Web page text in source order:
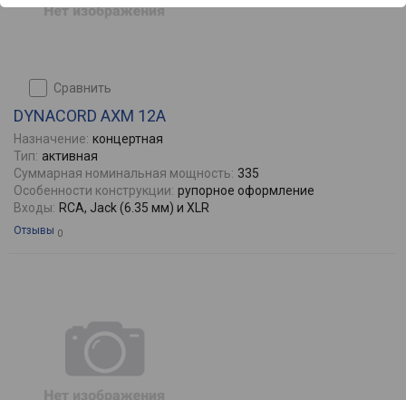
сравнить
DYNACORD AXM 12A
Назначение: концертная
Тип: активная
Суммарная номинальная мощность: 335
Особенности конструкции: рупорное оформление
Входы: RCA, Jack (6.35 мм) и XLR
Отзывы 0